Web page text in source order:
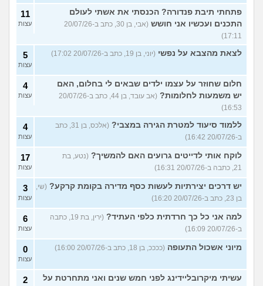
פתחתי תיבת פנדורה? הכנסתי את אשתי לעולם
התכנים ועכשיו אני חושש
(אבי, בן 30, כתב ב-20/07/26
17:11)
11
עצות
לצאת מהצבא על נפשי (יוני, בן 19, כתב ב-20/07/26 17:02) 5
עצות
חלום שחוזר על עצמו ילדים שבאים לי בחלום, האם
יש משמעות לחלומות?
(אב עובד, בן 44, כתב ב-20/07/26
16:53)
4
עצות
ללמוד סיעוד למטרת הגירה במצבי?
(אלכס, בן 31, כתב
ב-20/07/26 16:42)
4
עצות
לוקח אותי לדייטים גרועים האם להמשיך? (נטע, בת
21, כתבה ב-20/07/26 16:31)
17
עצות
יש דרכים יצירתיות לעשות כסף מדירה בקומת קרקע? (שי,
בן 23, כתב ב-20/07/26 16:20)
3
עצות
למה אני כל כך חרדתית כלפי העתיד?
(ירין, בת 19, כתבה
ב-20/07/26 16:09)
6
עצות
מיוני אשכול התעופה (ככככ, בן 18, כתב ב-20/07/26 16:00) 0
עצות
עשיתי מיקרובליידינג לפני חמש שנים ואני מתחרטת על
2